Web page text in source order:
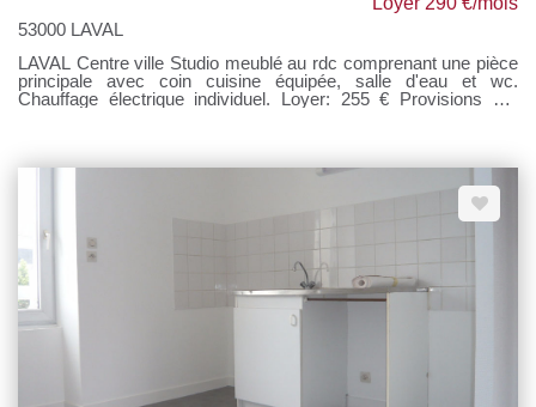
53000 LAVAL
LAVAL Centre ville Studio meublé au rdc comprenant une pièce
principale avec coin cuisine équipée, salle d'eau et wc.
Chauffage électrique individuel. Loyer: 255 € Provisions sur
transmettre votre dossier par mail.